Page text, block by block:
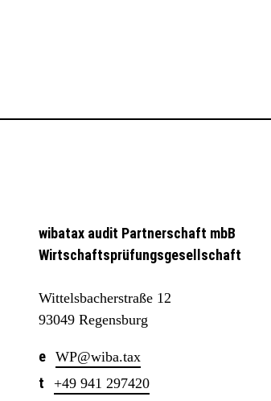
wibatax audit Partnerschaft mbB
Wirtschaftsprüfungsgesellschaft
Wittelsbacherstraße 12
93049 Regensburg
WP@wiba.tax
+49 941 297420